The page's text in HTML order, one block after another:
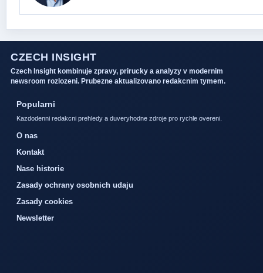
CZECH INSIGHT
Czech Insight kombinuje zpravy, prirucky a analyzy v modernim
newsroom rozlozeni. Prubezne aktualizovano redakcnim tymem.
Popularni
Kazdodenni redakcni prehledy a duveryhodne zdroje pro rychle overeni.
O nas
Kontakt
Nase historie
Zasady ochrany osobnich udaju
Zasady cookies
Newsletter